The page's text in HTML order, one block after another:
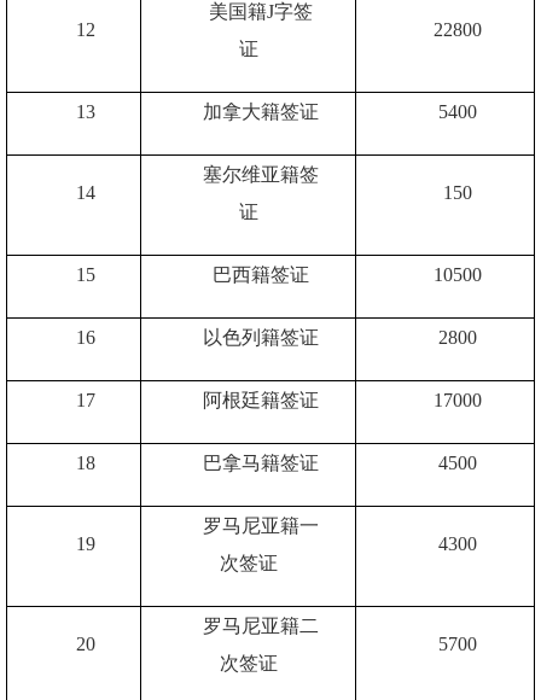
12
美国籍J字签
证
22800
13 加拿大籍签证 5400
14
塞尔维亚籍签
证
150
15 巴西籍签证 10500
16 以色列籍签证 2800
17 阿根廷籍签证 17000
18 巴拿马籍签证 4500
19
罗马尼亚籍一
次签证
4300
20
罗马尼亚籍二
次签证
5700